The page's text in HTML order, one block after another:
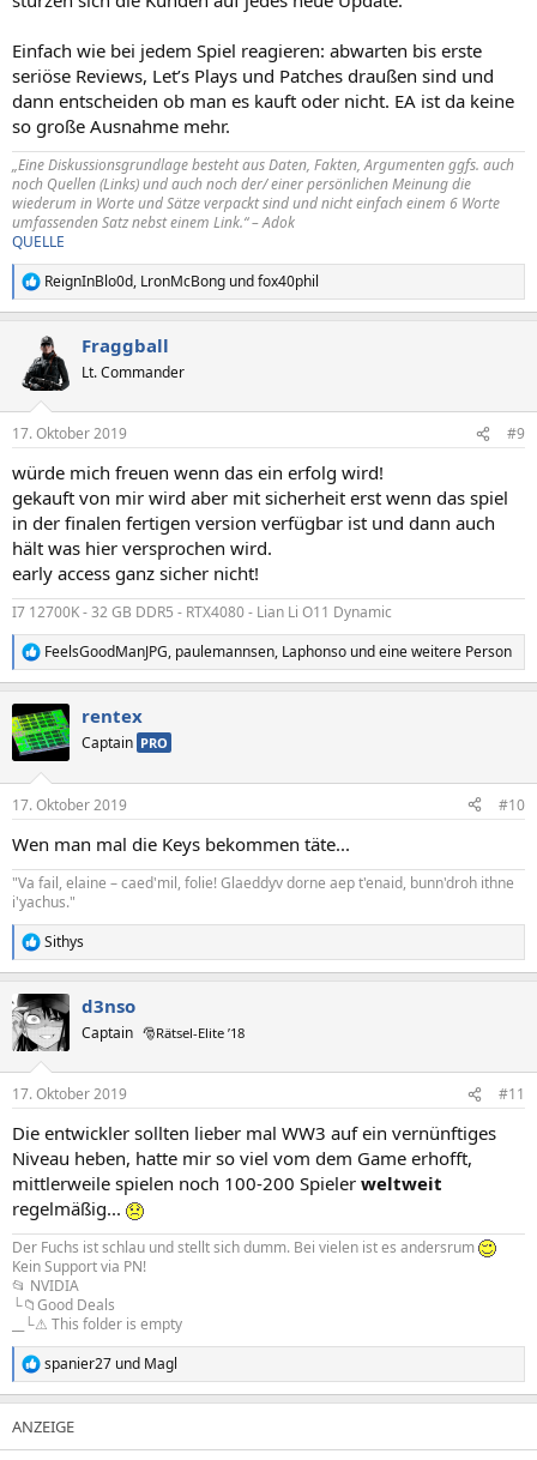
Einfach wie bei jedem Spiel reagieren: abwarten bis erste
seriöse Reviews, Let’s Plays und Patches draußen sind und
dann entscheiden ob man es kauft oder nicht. EA ist da keine
so große Ausnahme mehr.
„Eine Diskussionsgrundlage besteht aus Daten, Fakten, Argumenten ggfs. auch
noch Quellen (Links) und auch noch der/ einer persönlichen Meinung die
wiederum in Worte und Sätze verpackt sind und nicht einfach einem 6 Worte
umfassenden Satz nebst einem Link.“ – Adok
QUELLE
R
e
i
e
:
ReignInBlo0d, LronMcBong undfox40phil
Fraggball
Lt. Commander
17. Oktober 2019 #9
würde mich freuen wenn das ein erfolg wird!
gekauft von mir wird aber mit sicherheit erst wenn das spiel
in der finalen fertigen version verfügbar ist und dann auch
hält was hier versprochen wird.
early access ganz sicher nicht!
I7 12700K - 32 GB DDR5 - RTX4080 - Lian Li O11 Dynamic
R
e
k
t
i
e
:
FeelsGoodManJPG, paulemannsen, Laphonso und eine weitere Person
rentex
Captain PRO
17. Oktober 2019 #10
Wen man mal die Keys bekommen täte...
"Va fail, elaine – caed'mil, folie! Glaeddyv dorne aep t'enaid, bunn'droh ithne
i'yachus."
R
e
k
t
i
e
:
Sithys
d3nso
Captain 🎅Rätsel-Elite ’18
17. Oktober 2019 #11
Die entwickler sollten lieber mal WW3 auf ein vernünftiges
Niveau heben, hatte mir so viel vom dem Game erhofft,
mittlerweile spielen noch 100-200 Spieler weltweit
regelmäßig...
Der Fuchs ist schlau und stellt sich dumm. Bei vielen ist es andersrum
Kein Support via PN!
📂 NVIDIA
└📁Good Deals
__└⚠ This folder is empty
R
e
a
k
t
spanier27 und Magl